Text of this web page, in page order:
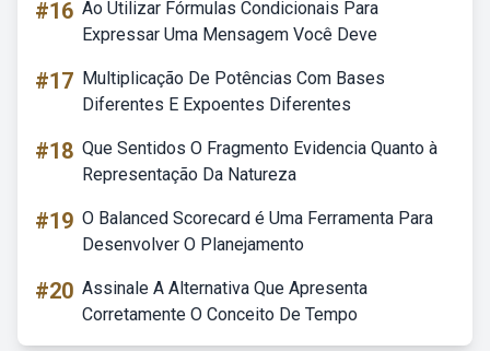
#16 Ao Utilizar Fórmulas Condicionais Para
Expressar Uma Mensagem Você Deve
#17 Multiplicação De Potências Com Bases
Diferentes E Expoentes Diferentes
#18 Que Sentidos O Fragmento Evidencia Quanto à
Representação Da Natureza
#19 O Balanced Scorecard é Uma Ferramenta Para
Desenvolver O Planejamento
#20 Assinale A Alternativa Que Apresenta
Corretamente O Conceito De Tempo